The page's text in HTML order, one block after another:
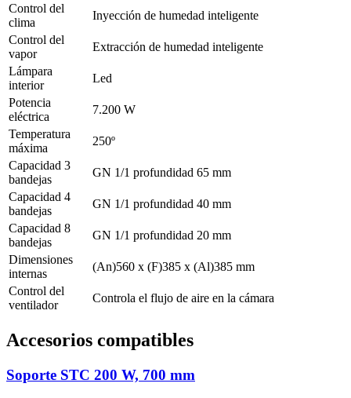
Control del
clima
Inyección de humedad inteligente
Control del
vapor
Extracción de humedad inteligente
Lámpara
interior
Led
Potencia
eléctrica
7.200 W
Temperatura
máxima
250º
Capacidad 3
bandejas
GN 1/1 profundidad 65 mm
Capacidad 4
bandejas
GN 1/1 profundidad 40 mm
Capacidad 8
bandejas
GN 1/1 profundidad 20 mm
Dimensiones
internas
(An)560 x (F)385 x (Al)385 mm
Control del
ventilador
Controla el flujo de aire en la cámara
Accesorios compatibles
Soporte STC 200 W, 700 mm